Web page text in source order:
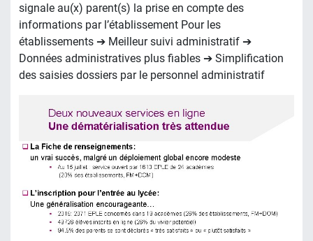
signale au(x) parent(s) la prise en compte des
informations par l’établissement Pour les
établissements ➔ Meilleur suivi administratif ➔
Données administratives plus fiables ➔ Simplification
des saisies dossiers par le personnel administratif